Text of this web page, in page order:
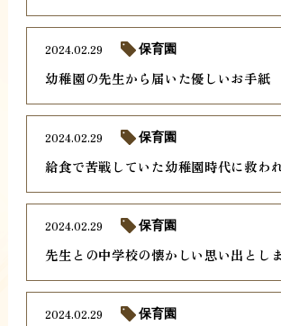
幼稚園の先生から届いた優しいお手紙
2024.02.29 保育園
給食で苦戦していた幼稚園時代に救わ
2024.02.29 保育園
先生との中学校の懐かしい思い出とし
2024.02.29 保育園
2024.02.29 保育園